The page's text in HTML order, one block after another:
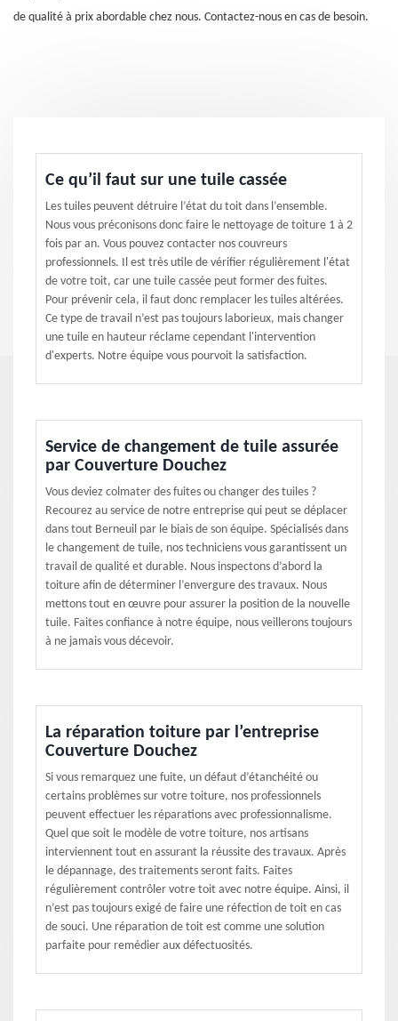
de qualité à prix abordable chez nous. Contactez-nous en cas de besoin.
Ce qu’il faut sur une tuile cassée
Les tuiles peuvent détruire l’état du toit dans l’ensemble.
Nous vous préconisons donc faire le nettoyage de toiture 1 à 2
fois par an. Vous pouvez contacter nos couvreurs
professionnels. Il est très utile de vérifier régulièrement l'état
de votre toit, car une tuile cassée peut former des fuites.
Pour prévenir cela, il faut donc remplacer les tuiles altérées.
Ce type de travail n’est pas toujours laborieux, mais changer
une tuile en hauteur réclame cependant l'intervention
d'experts. Notre équipe vous pourvoit la satisfaction.
Service de changement de tuile assurée
par Couverture Douchez
Vous deviez colmater des fuites ou changer des tuiles ?
Recourez au service de notre entreprise qui peut se déplacer
dans tout Berneuil par le biais de son équipe. Spécialisés dans
le changement de tuile, nos techniciens vous garantissent un
travail de qualité et durable. Nous inspectons d’abord la
toiture afin de déterminer l’envergure des travaux. Nous
mettons tout en œuvre pour assurer la position de la nouvelle
tuile. Faites confiance à notre équipe, nous veillerons toujours
à ne jamais vous décevoir.
La réparation toiture par l’entreprise
Couverture Douchez
Si vous remarquez une fuite, un défaut d’étanchéité ou
certains problèmes sur votre toiture, nos professionnels
peuvent effectuer les réparations avec professionnalisme.
Quel que soit le modèle de votre toiture, nos artisans
interviennent tout en assurant la réussite des travaux. Après
le dépannage, des traitements seront faits. Faites
régulièrement contrôler votre toit avec notre équipe. Ainsi, il
n’est pas toujours exigé de faire une réfection de toit en cas
de souci. Une réparation de toit est comme une solution
parfaite pour remédier aux défectuosités.